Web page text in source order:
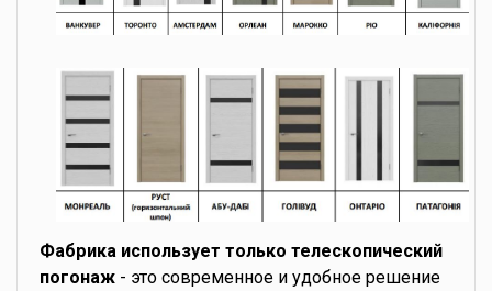
Фабрика использует только телескопический
погонаж - это современное и удобное решение